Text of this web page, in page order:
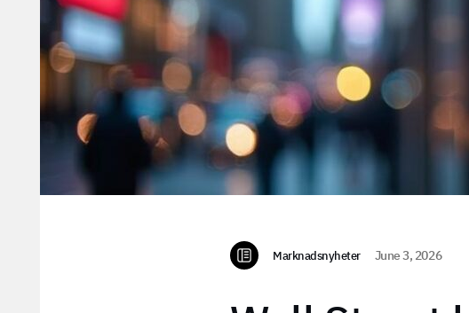
Marknadsnyheter June 3, 2026